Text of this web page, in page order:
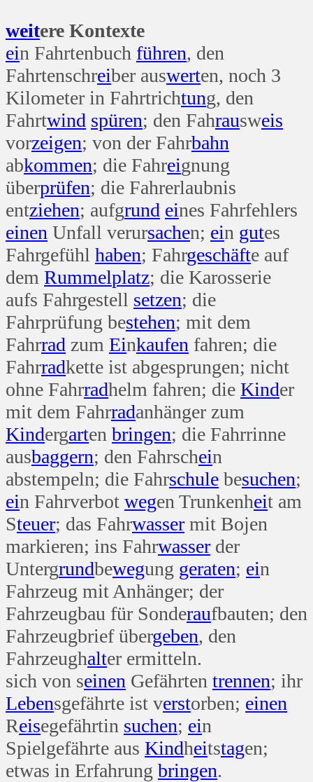
weitere Kontexte
ein Fahrtenbuch führen, den
Fahrtenschreiber auswerten, noch 3
Kilometer in Fahrtrichtung, den
Fahrtwind spüren; den Fahrausweis
vorzeigen; von der Fahrbahn
abkommen; die Fahreignung
überprüfen; die Fahrerlaubnis
entziehen; aufgrund eines Fahrfehlers
einen Unfall verursachen; ein gutes
Fahrgefühl haben; Fahrgeschäfte auf
dem Rummelplatz; die Karosserie
aufs Fahrgestell setzen; die
Fahrprüfung bestehen; mit dem
Fahrrad zum Einkaufen fahren; die
Fahrradkette ist abgesprungen; nicht
ohne Fahrradhelm fahren; die Kinder
mit dem Fahrradanhänger zum
Kindergarten bringen; die Fahrrinne
ausbaggern; den Fahrschein
abstempeln; die Fahrschule besuchen;
ein Fahrverbot wegen Trunkenheit am
Steuer; das Fahrwasser mit Bojen
markieren; ins Fahrwasser der
Untergrundbewegung geraten; ein
Fahrzeug mit Anhänger; der
Fahrzeugbau für Sonderaufbauten; den
Fahrzeugbrief übergeben, den
Fahrzeughalter ermitteln.
sich von seinen Gefährten trennen; ihr
Lebensgefährte ist verstorben; einen
Reisegefährtin suchen; ein
Spielgefährte aus Kindheitstagen;
etwas in Erfahrung bringen.